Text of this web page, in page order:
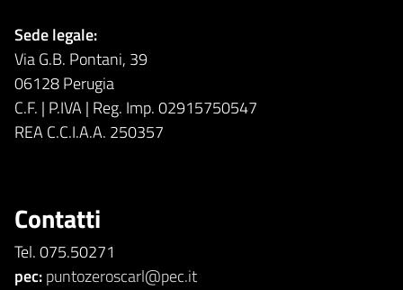
Sede legale:
Via G.B. Pontani, 39
06128 Perugia
C.F. | P.IVA | Reg. Imp. 02915750547
REA C.C.I.A.A. 250357
Contatti
Tel. 075.50271
pec:puntozeroscarl@pec.it